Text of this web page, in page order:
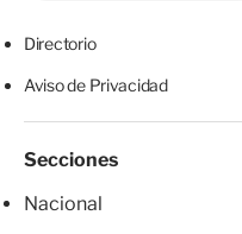
Directorio
Aviso de Privacidad
Secciones
Nacional